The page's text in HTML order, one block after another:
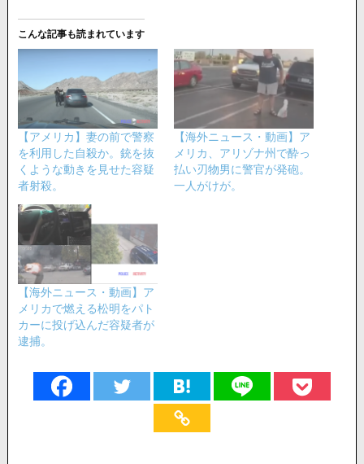
こんな記事も読まれています
【アメリカ】妻の前で警察
を利用した自殺か。銃を抜
くような動きを見せた容疑
者射殺。
【海外ニュース・動画】ア
メリカ、アリゾナ州で酔っ
払い刃物男に警官が発砲。
一人がけが。
【海外ニュース・動画】ア
メリカで燃える松明をパト
カーに投げ込んだ容疑者が
逮捕。